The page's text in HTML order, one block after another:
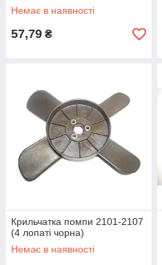
Немає в наявності
57,79 ₴
Крильчатка помпи 2101-2107
(4 лопаті чорна)
Немає в наявності